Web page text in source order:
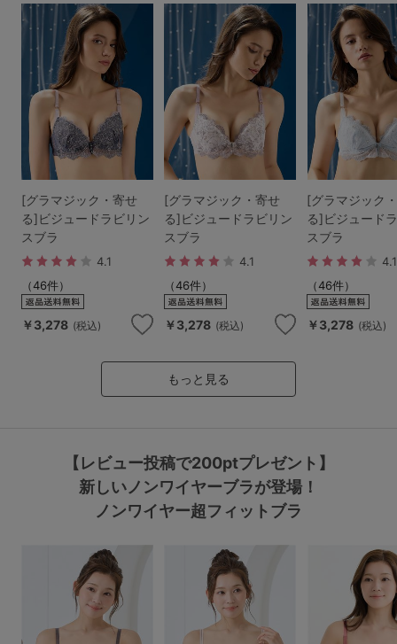
検索を閉じる
[グラマジック・寄せ
る]ビジュードラビリン
スブラ
4.1
（46件）
￥3,278 (税込)
[グラマジック・寄せ
る]ビジュードラビリン
スブラ
4.1
（46件）
￥3,278 (税込)
[グラマジック
る]ビジュード
スブラ
4.1
（46件）
￥3,278 (税込)
もっと見る
【レビュー投稿で200ptプレゼント】
新しいノンワイヤーブラが登場！
ノンワイヤー超フィットブラ